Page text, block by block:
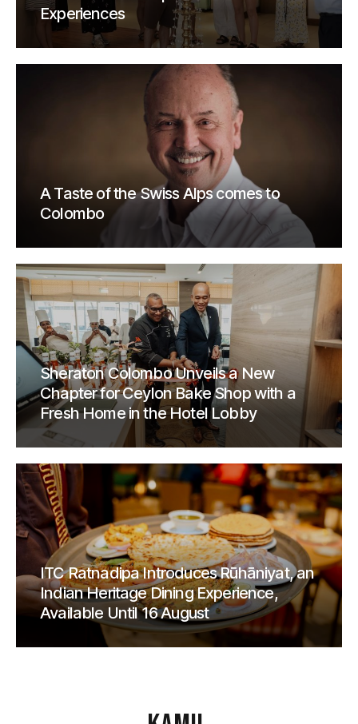
Experiences
A Taste of the Swiss Alps comes to
Colombo
Sheraton Colombo Unveils a New
Chapter for Ceylon Bake Shop with a
Fresh Home in the Hotel Lobby
ITC Ratnadipa Introduces Rūhāniyat, an
Indian Heritage Dining Experience,
Available Until 16 August